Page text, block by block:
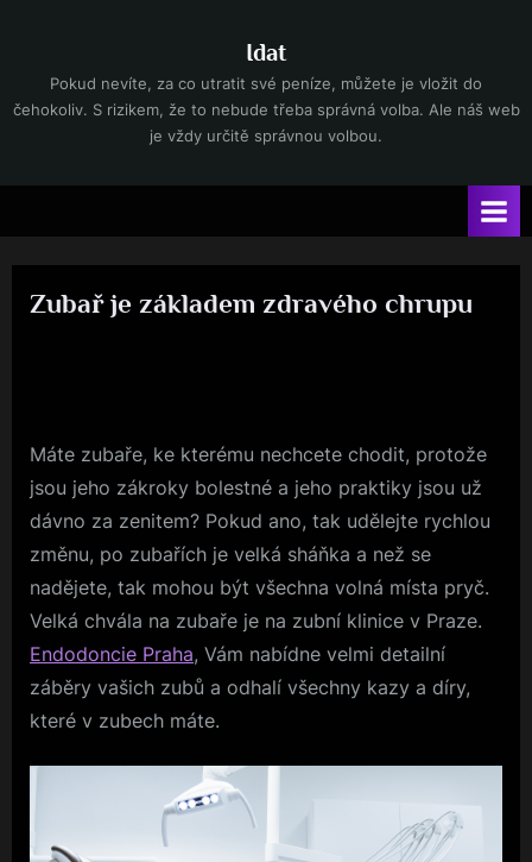
content
Idat
Pokud nevíte, za co utratit své peníze, můžete je vložit do
čehokoliv. S rizikem, že to nebude třeba správná volba. Ale náš web
je vždy určitě správnou volbou.
Zubař je základem zdravého chrupu
Máte zubaře, ke kterému nechcete chodit, protože
jsou jeho zákroky bolestné a jeho praktiky jsou už
dávno za zenitem? Pokud ano, tak udělejte rychlou
změnu, po zubařích je velká sháňka a než se
nadějete, tak mohou být všechna volná místa pryč.
Velká chvála na zubaře je na zubní klinice v Praze.
Endodoncie Praha, Vám nabídne velmi detailní
záběry vašich zubů a odhalí všechny kazy a díry,
které v zubech máte.